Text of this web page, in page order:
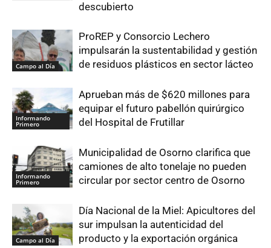
descubierto
Campo al Día
ProREP y Consorcio Lechero
impulsarán la sustentabilidad y gestión
de residuos plásticos en sector lácteo
Informando
Primero
Aprueban más de $620 millones para
equipar el futuro pabellón quirúrgico
del Hospital de Frutillar
Informando
Primero
Municipalidad de Osorno clarifica que
camiones de alto tonelaje no pueden
circular por sector centro de Osorno
Campo al Día
Día Nacional de la Miel: Apicultores del
sur impulsan la autenticidad del
producto y la exportación orgánica